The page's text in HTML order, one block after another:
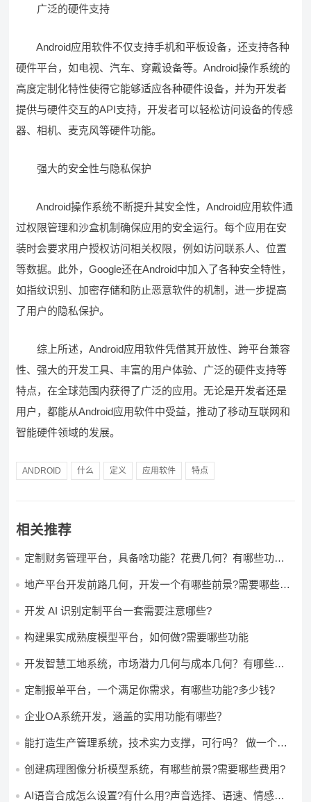
广泛的硬件支持
Android应用软件不仅支持手机和平板设备，还支持各种
硬件平台，如电视、汽车、穿戴设备等。Android操作系统的
高度定制化特性使得它能够适应各种硬件设备，并为开发者
提供与硬件交互的API支持，开发者可以轻松访问设备的传感
器、相机、麦克风等硬件功能。
强大的安全性与隐私保护
Android操作系统不断提升其安全性，Android应用软件通
过权限管理和沙盒机制确保应用的安全运行。每个应用在安
装时会要求用户授权访问相关权限，例如访问联系人、位置
等数据。此外，Google还在Android中加入了各种安全特性，
如指纹识别、加密存储和防止恶意软件的机制，进一步提高
了用户的隐私保护。
综上所述，Android应用软件凭借其开放性、跨平台兼容
性、强大的开发工具、丰富的用户体验、广泛的硬件支持等
特点，在全球范围内获得了广泛的应用。无论是开发者还是
用户，都能从Android应用软件中受益，推动了移动互联网和
智能硬件领域的发展。
ANDROID 什么 定义 应用软件 特点
相关推荐
定制财务管理平台，具备啥功能？花费几何？有哪些功能?
地产平台开发前路几何，开发一个有哪些前景?需要哪些费
开发 AI 识别定制平台一套需要注意哪些?
构建果实成熟度模型平台，如何做?需要哪些功能
开发智慧工地系统，市场潜力几何与成本几何？有哪些前
定制报单平台，一个满足你需求，有哪些功能?多少钱?
企业OA系统开发，涵盖的实用功能有哪些？
能打造生产管理系统，技术实力支撑，可行吗？ 做一个高
统，资源充足的情况下可以做吗？
创建病理图像分析模型系统，有哪些前景?需要哪些费用?
AI语音合成怎么设置?有什么用?声音选择、语速、情感如